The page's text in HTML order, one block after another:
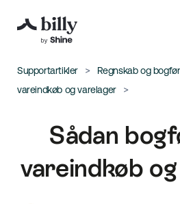
Supportartikler Regnskab og
vareindkøb og varelager
Sådan
vareindkøb